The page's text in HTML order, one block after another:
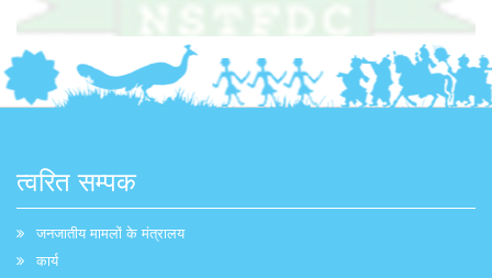
त्वरित सम्पक
जनजातीय मामलों के मंत्रालय
कार्य